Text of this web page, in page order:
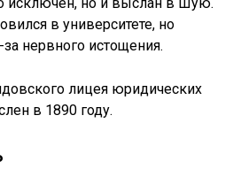
в университете, но
нервного истощения.
лицея юридических
в 1890 году.